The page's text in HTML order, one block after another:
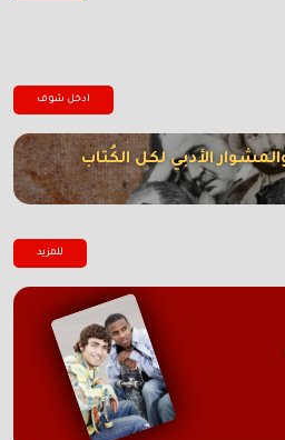
ادخل شوف
الأدبي لكل الكُتاب
للمزيد